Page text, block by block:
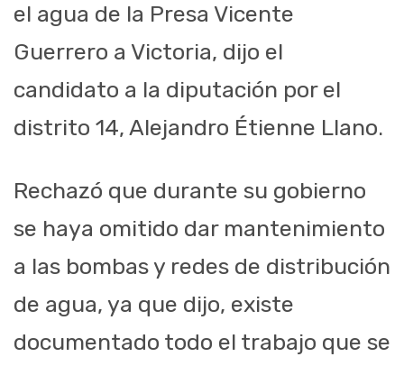
el agua de la Presa Vicente
Guerrero a Victoria, dijo el
candidato a la diputación por el
distrito 14, Alejandro Étienne Llano.
Rechazó que durante su gobierno
se haya omitido dar mantenimiento
a las bombas y redes de distribución
de agua, ya que dijo, existe
documentado todo el trabajo que se